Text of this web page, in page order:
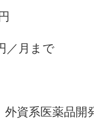
／月まで
外資系医薬品